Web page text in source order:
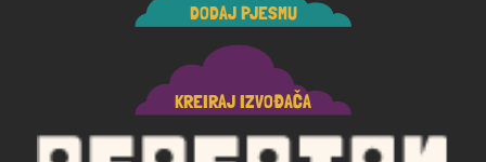
DODAJ PJESMU
KREIRAJ IZVOĐAČA